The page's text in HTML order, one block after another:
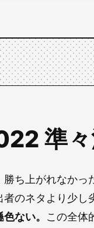
準
ち上がれなかっ
のネタより少し
色ない。 この全体